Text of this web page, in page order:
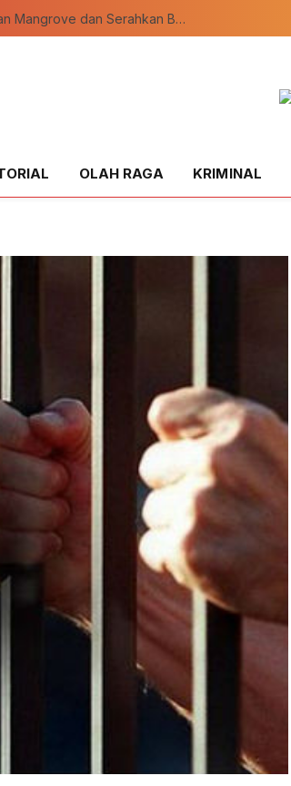
Ekspedisi Merah Putih Tanam Ribuan Mangrove dan Serahkan Bantuan Nelayan di Pulau Rupat
OLAH RAGA KRIMINAL